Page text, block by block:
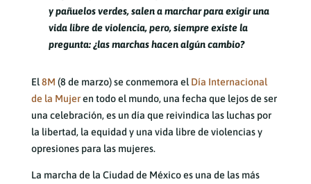
y pañuelos verdes, salen a marchar para exigir una
vida libre de violencia, pero, siempre existe la
pregunta: ¿las marchas hacen algún cambio?
El8M (8 de marzo) se conmemora el Día Internacional
de la Mujeren todo el mundo, una fecha que lejos de ser
una celebración, es un día que reivindica las luchas por
la libertad, la equidad y una vida libre de violencias y
opresiones para las mujeres.
La marcha de la Ciudad de México es una de las más